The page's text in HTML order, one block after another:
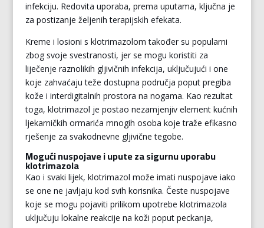
infekciju. Redovita uporaba, prema uputama, ključna je
za postizanje željenih terapijskih efekata.
Kreme i losioni s klotrimazolom također su popularni
zbog svoje svestranosti, jer se mogu koristiti za
liječenje raznolikih gljivičnih infekcija, uključujući i one
koje zahvaćaju teže dostupna područja poput pregiba
kože i interdigitalnih prostora na nogama. Kao rezultat
toga, klotrimazol je postao nezamjenjiv element kućnih
ljekarničkih ormarića mnogih osoba koje traže efikasno
rješenje za svakodnevne gljivične tegobe.
Mogući nuspojave i upute za sigurnu uporabu
klotrimazola
Kao i svaki lijek, klotrimazol može imati nuspojave iako
se one ne javljaju kod svih korisnika. Česte nuspojave
koje se mogu pojaviti prilikom upotrebe klotrimazola
uključuju lokalne reakcije na koži poput peckanja,